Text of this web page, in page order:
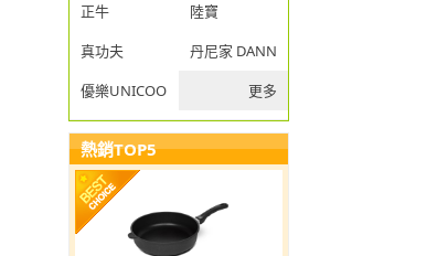
正牛
陸寶
真功夫
丹尼家 DANNY JIA
優樂UNICOOK
更多
熱銷TOP5